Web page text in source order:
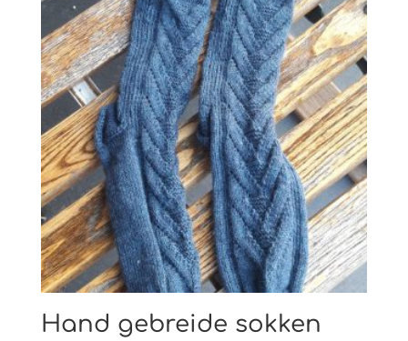
Hand gebreide sokken